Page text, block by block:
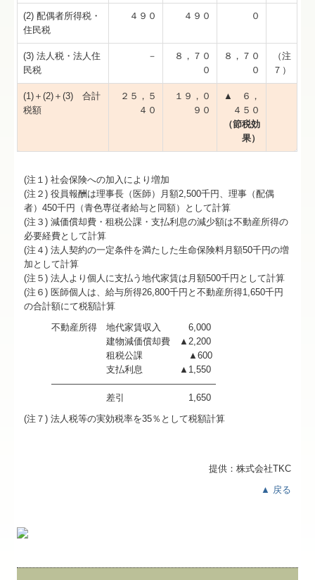
(2) 配偶者所得税・
住民税
４９０ ４９０ ０
(3) 法人税・法人住
民税
－
８，７０
０
８，７０
０
（注
７）
(1)＋(2)＋(3) 合計
税額
２５，５
４０
１９，０
９０
▲ ６，
４５０
（節税効
果）
(注１) 社会保険への加入により増加
(注２) 役員報酬は理事長（医師）月額2,500千円、理事（配偶
者）450千円（青色専従者給与と同額）として計算
(注３) 減価償却費・租税公課・支払利息の減少額は不動産所得の
必要経費として計算
(注４) 法人契約の一定条件を満たした生命保険料月額50千円の増
加として計算
(注５) 法人より個人に支払う地代家賃は月額500千円として計算
(注６) 医師個人は、給与所得26,800千円と不動産所得1,650千円
の合計額にて税額計算
不動産所得 地代家賃収入 6,000
建物減価償却費 ▲2,200
租税公課 ▲600
支払利息 ▲1,550
――――――――――――――――――
差引 1,650
(注７) 法人税等の実効税率を35％として税額計算
提供：株式会社TKC
▲ 戻る